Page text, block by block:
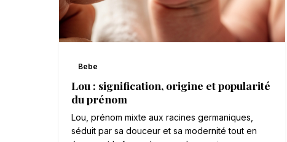
Bebe
Lou : signification, origine et popularité
du prénom
Lou, prénom mixte aux racines germaniques,
séduit par sa douceur et sa modernité tout en